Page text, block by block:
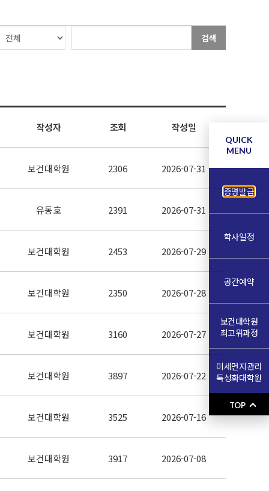
검색
작성자 조회 작성일
보건대학원 2306 2026-07-31
유동호 2391 2026-07-31
보건대학원 2453 2026-07-29
보건대학원 2350 2026-07-28
보건대학원 3160 2026-07-27
보건대학원 3897 2026-07-22
보건대학원 3525 2026-07-16
보건대학원 3917 2026-07-08
QUICK
MENU
증명발급
학사일정
공간예약
보건대학원
최고위과정
미세먼지관리
특성화대학원
TOP